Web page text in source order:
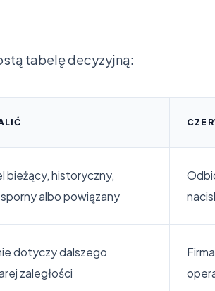
tabelę decyzyjną:
bieżący, historyczny,
albo powiązany
dotyczy dalszego
zaległości